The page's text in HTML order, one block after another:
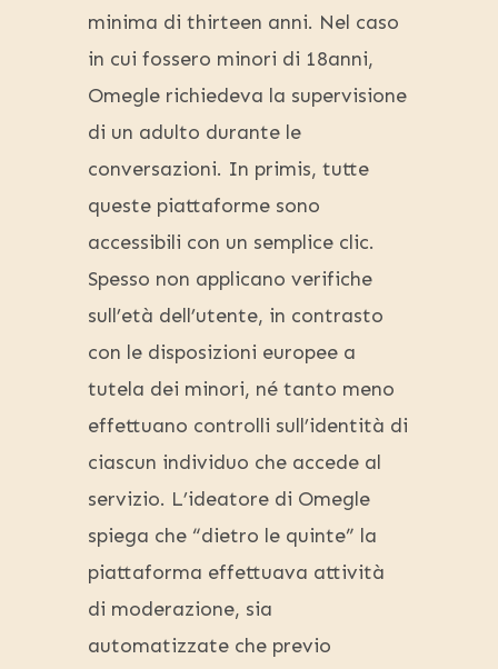
minima di thirteen anni. Nel caso
in cui fossero minori di 18anni,
Omegle richiedeva la supervisione
di un adulto durante le
conversazioni. In primis, tutte
queste piattaforme sono
accessibili con un semplice clic.
Spesso non applicano verifiche
sull’età dell’utente, in contrasto
con le disposizioni europee a
tutela dei minori, né tanto meno
effettuano controlli sull’identità di
ciascun individuo che accede al
servizio. L’ideatore di Omegle
spiega che “dietro le quinte” la
piattaforma effettuava attività
di moderazione, sia
automatizzate che previo